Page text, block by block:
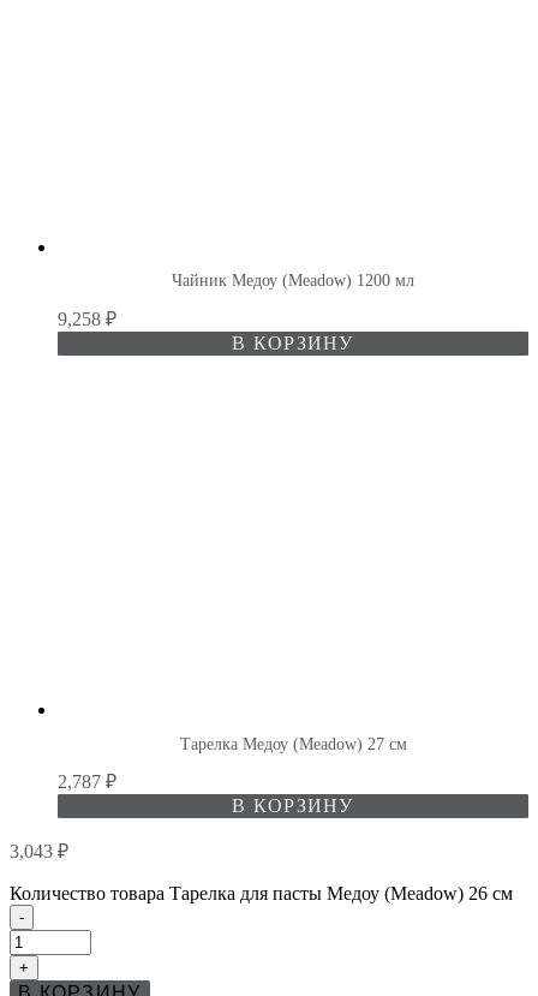
Чайник Медоу (Meadow) 1200 мл
9,258 ₽
В КОРЗИНУ
Тарелка Медоу (Meadow) 27 см
2,787 ₽
В КОРЗИНУ
3,043 ₽
Количество товара Тарелка для пасты Медоу (Meadow) 26 см
-
+